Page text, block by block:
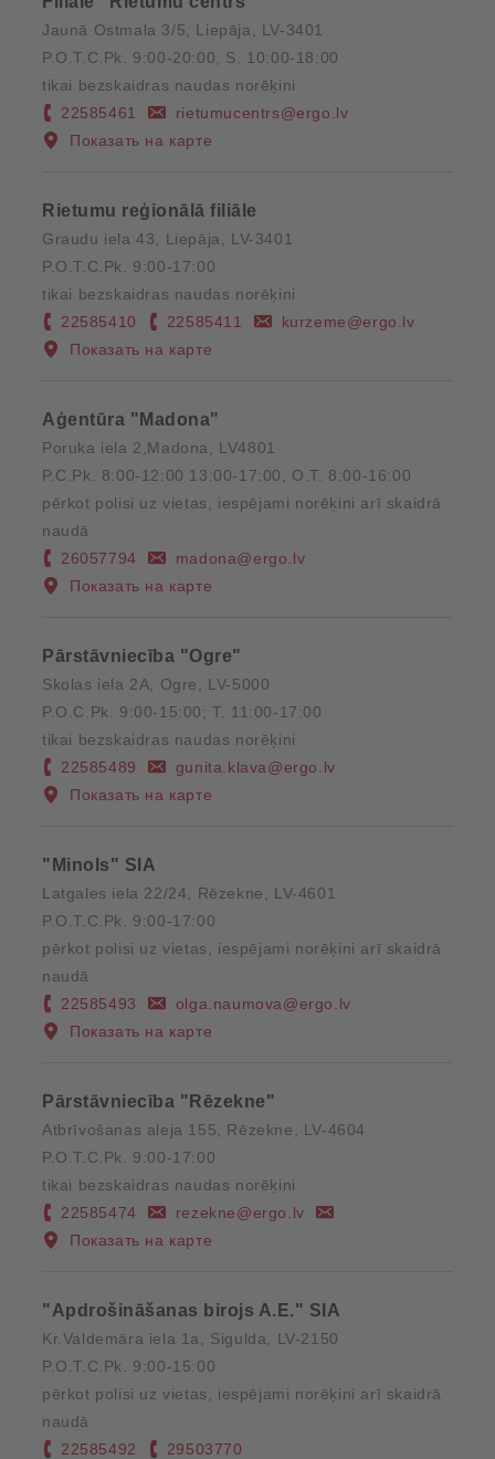
Jaunā Ostmala 3/5, Liepāja, LV-3401
P.O.T.C.Pk. 9:00-20:00, S. 10:00-18:00
tikai bezskaidras naudas norēķini
22585461
rietumucentrs@ergo.lv
Показать на карте
Rietumu reģionālā filiāle
Graudu iela 43, Liepāja, LV-3401
P.O.T.C.Pk. 9:00-17:00
tikai bezskaidras naudas norēķini
22585410
22585411
kurzeme@ergo.lv
Показать на карте
Aģentūra "Madona"
Poruka iela 2,Madona, LV4801
P.C.Pk. 8:00-12:00 13:00-17:00, O.T. 8:00-16:00
pērkot polisi uz vietas, iespējami norēķini arī skaidrā
naudā
26057794
madona@ergo.lv
Показать на карте
Pārstāvniecība "Ogre"
Skolas iela 2A, Ogre, LV-5000
P.O.C.Pk. 9:00-15:00; T. 11:00-17:00
tikai bezskaidras naudas norēķini
22585489
gunita.klava@ergo.lv
Показать на карте
"Minols" SIA
Latgales iela 22/24, Rēzekne, LV-4601
P.O.T.C.Pk. 9:00-17:00
pērkot polisi uz vietas, iespējami norēķini arī skaidrā
naudā
22585493
olga.naumova@ergo.lv
Показать на карте
Pārstāvniecība "Rēzekne"
Atbrīvošanas aleja 155, Rēzekne, LV-4604
P.O.T.C.Pk. 9:00-17:00
tikai bezskaidras naudas norēķini
22585474
rezekne@ergo.lv
Показать на карте
"Apdrošināšanas birojs A.E." SIA
Kr.Valdemāra iela 1a, Sigulda, LV-2150
P.O.T.C.Pk. 9:00-15:00
pērkot polisi uz vietas, iespējami norēķini arī skaidrā
naudā
22585492
29503770